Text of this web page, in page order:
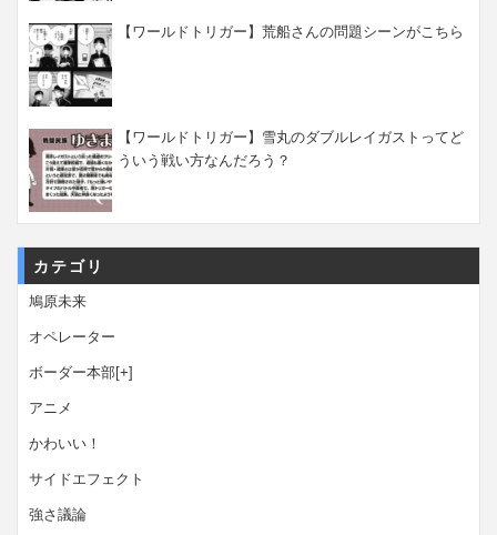
【ワールドトリガー】荒船さんの問題シーンがこちら
【ワールドトリガー】雪丸のダブルレイガストってど
ういう戦い方なんだろう？
カテゴリ
鳩原未来
オペレーター
ボーダー本部[+]
アニメ
かわいい！
サイドエフェクト
強さ議論